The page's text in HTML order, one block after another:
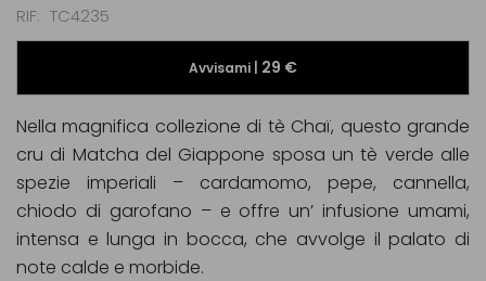
RIF TC4235
Avvisami | 29 €
Nella magnifica collezione di tè Chaï, questo grande
cru di Matcha del Giappone sposa un tè verde alle
spezie imperiali – cardamomo, pepe, cannella,
chiodo di garofano – e offre un’ infusione umami,
intensa e lunga in bocca, che avvolge il palato di
note calde e morbide.